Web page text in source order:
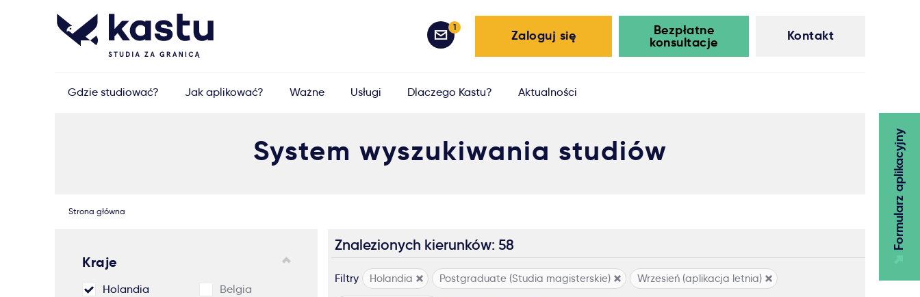
Kontakt
Bezpłatne
konsultacje
Zaloguj się
1
Formularz aplikacyjny
Gdzie studiować? Jak aplikować? Ważne Usługi Dlaczego Kastu? Aktualności
System wyszukiwania studiów
Strona główna
Znalezionych kierunków: 58
Filtry Holandia Postgraduate (Studia magisterskie) Wrzesień (aplikacja letnia)
Kraje
Holandia
Belgia